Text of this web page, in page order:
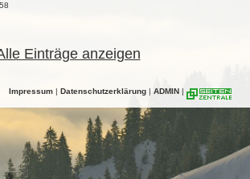
Einträge anzeigen
Impressum | Datenschutzerklärung | ADMIN |